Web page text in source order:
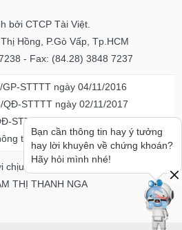
bởi CTCP Tài Việt.
Hồng, P.Gò Vấp, Tp.HCM
- Fax: (84.28) 3848 7237
STTTT ngày 04/11/2016
QĐ-STTTT ngày 02/11/2017
STTTT-ICP ngày 20/07/2023
tin và Truyền thông TPHCM
chịu trách nhiệm
THỊ THANH NGA
Bạn cần thông tin hay ý tưởng
hay lời khuyên về chứng khoán?
Hãy hỏi mình nhé!